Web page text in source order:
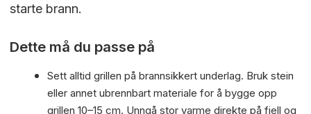
starte brann.
Dette må du passe på
Sett alltid grillen på brannsikkert underlag. Bruk stein
eller annet ubrennbart materiale for å bygge opp
grillen 10–15 cm. Unngå stor varme direkte på fjell og